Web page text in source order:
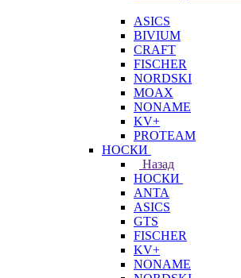
ASICS
BIVIUM
CRAFT
FISCHER
NORDSKI
MOAX
NONAME
KV+
PROTEAM
НОСКИ
Назад
НОСКИ
ANTA
ASICS
GTS
FISCHER
KV+
NONAME